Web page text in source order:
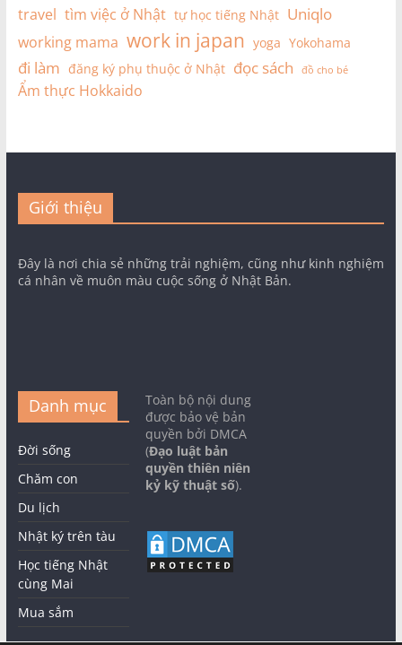
travel tìm việc ở Nhật tự học tiếng Nhật Uniqlo
working mama work in japan yoga Yokohama
đi làm đăng ký phụ thuộc ở Nhật đọc sách đồ cho bé
Ẩm thực Hokkaido
Giới thiệu
Đây là nơi chia sẻ những trải nghiệm, cũng như kinh nghiệm
cá nhân về muôn màu cuộc sống ở Nhật Bản.
Danh mục
Đời sống
Chăm con
Du lịch
Nhật ký trên tàu
Học tiếng Nhật
cùng Mai
Mua sắm
Toàn bộ nội dung
được bảo vệ bản
quyền bởi DMCA
(Đạo luật bản
quyền thiên niên
kỷ kỹ thuật số).